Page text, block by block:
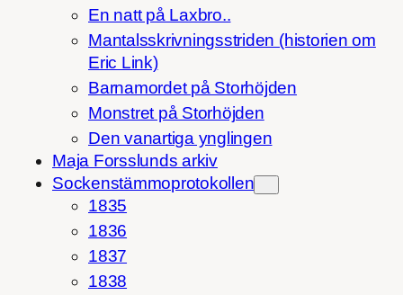
En natt på Laxbro..
Mantalsskrivningsstriden (historien om
Eric Link)
Barnamordet på Storhöjden
Monstret på Storhöjden
Den vanartiga ynglingen
Maja Forsslunds arkiv
Sockenstämmoprotokollen
1835
1836
1837
1838